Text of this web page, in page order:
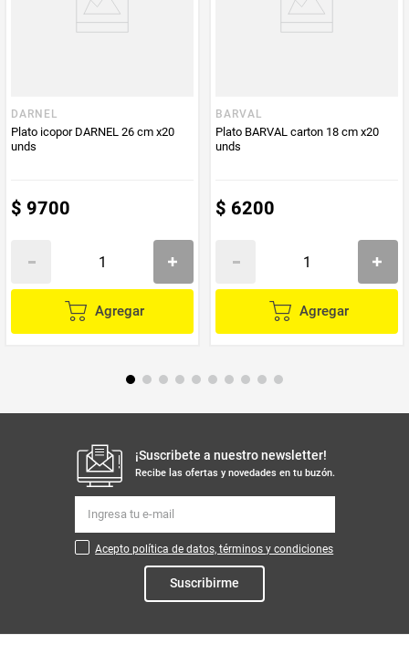
PUM - Unidad
de Medida
DARNEL
Plato icopor DARNEL 26 cm x20
unds
$ 9700
Agregar
BARVAL
Plato BARVAL carton 18 cm x20
unds
$ 6200
Agregar
¡Suscribete a nuestro newsletter!
Recibe las ofertas y novedades en tu buzón.
Acepto política de datos, términos y condiciones
Suscribirme